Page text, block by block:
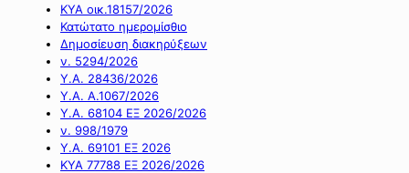
ΚΥΑ οικ.18157/2026
Κατώτατο ημερομίσθιο
Δημοσίευση διακηρύξεων
ν. 5294/2026
Υ.Α. 28436/2026
Υ.Α. Α.1067/2026
Υ.Α. 68104 ΕΞ 2026/2026
ν. 998/1979
Υ.Α. 69101 ΕΞ 2026
ΚΥΑ 77788 ΕΞ 2026/2026